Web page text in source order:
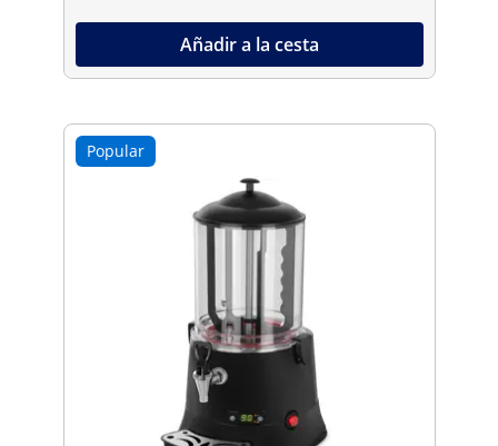
Añadir a la cesta
Popular